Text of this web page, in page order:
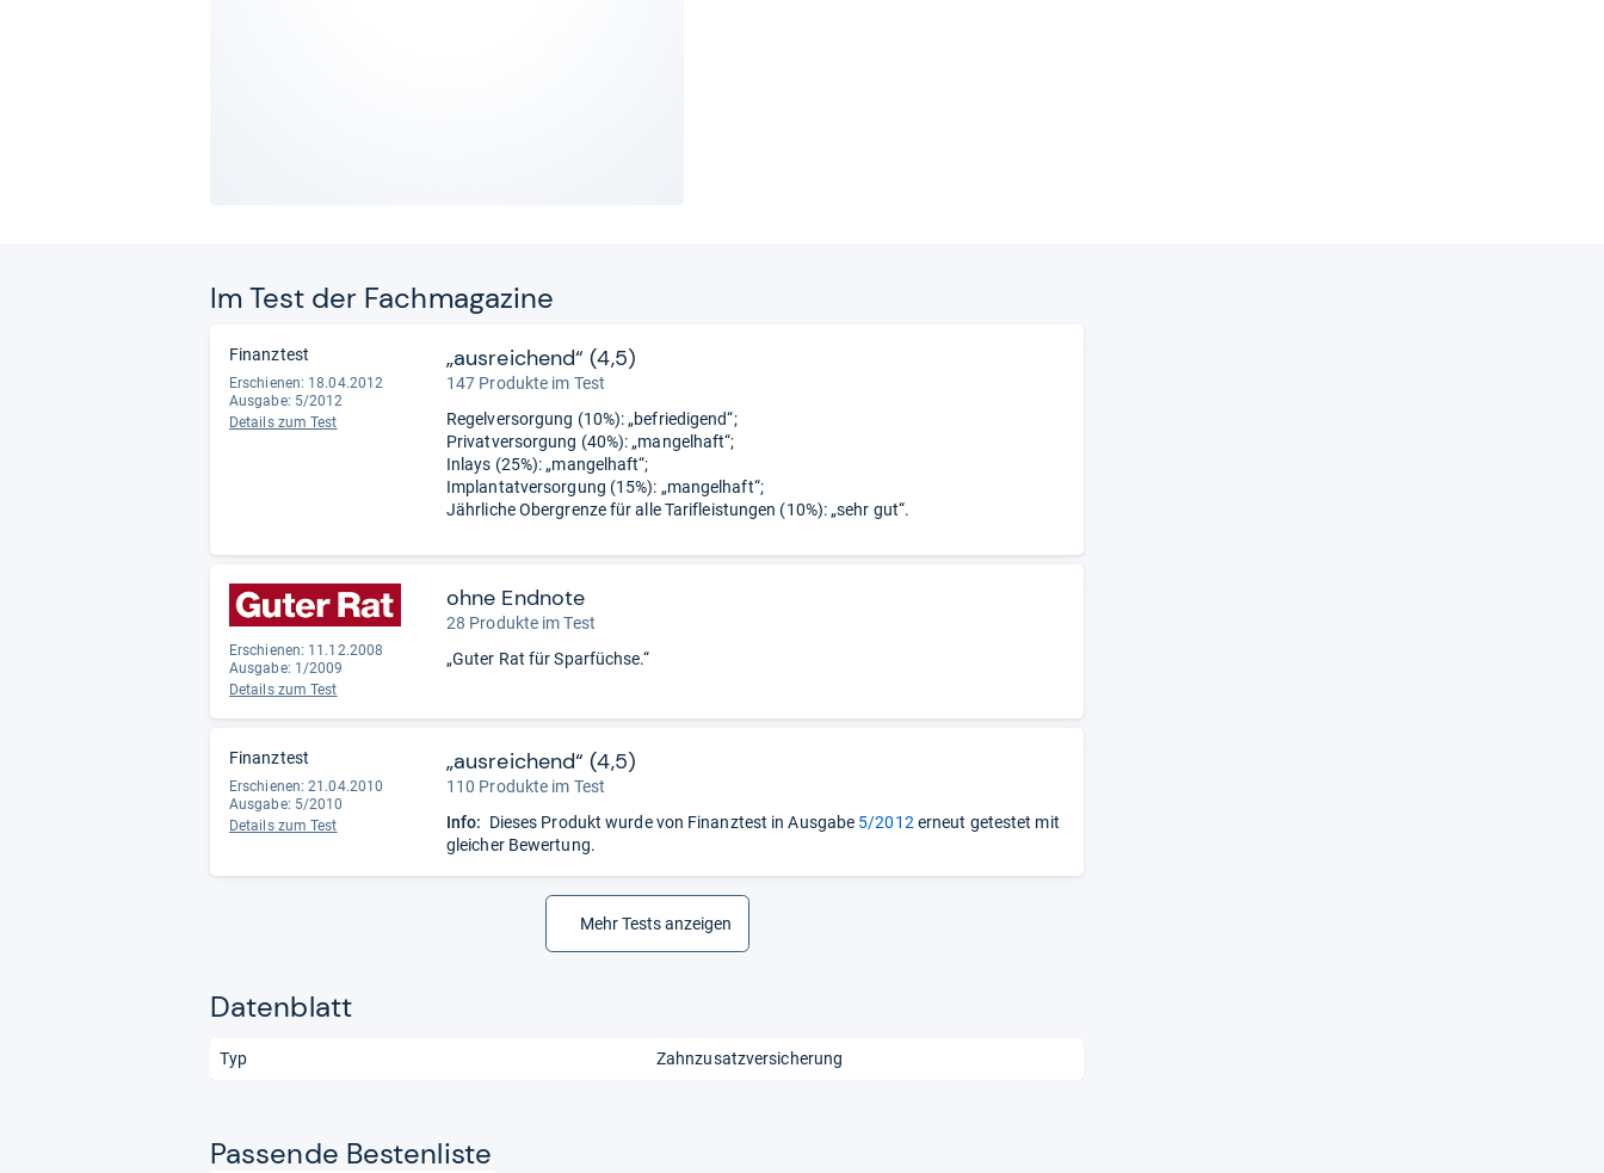
Im Test der Fach­ma­ga­zine
Finanztest
Erschienen: 18.04.2012
Ausgabe: 5/2012
Details zum Test
„ausreichend“ (4,5)
147 Produkte im Test
Regelversorgung (10%): „befriedigend“;
Privatversorgung (40%): „mangelhaft“;
Inlays (25%): „mangelhaft“;
Implantatversorgung (15%): „mangelhaft“;
Jährliche Obergrenze für alle Tarifleistungen (10%): „sehr gut“.
Erschienen: 11.12.2008
Ausgabe: 1/2009
Details zum Test
ohne Endnote
28 Produkte im Test
„Guter Rat für Sparfüchse.“
Finanztest
Erschienen: 21.04.2010
Ausgabe: 5/2010
Details zum Test
„ausreichend“ (4,5)
110 Produkte im Test
Info: Dieses Produkt wurde von Finanztest in Ausgabe 5/2012 erneut getestet mit
gleicher Bewertung.
Mehr Tests anzeigen
Datenblatt
Typ Zahnzusatzversicherung
Pas­sende Bes­ten­liste